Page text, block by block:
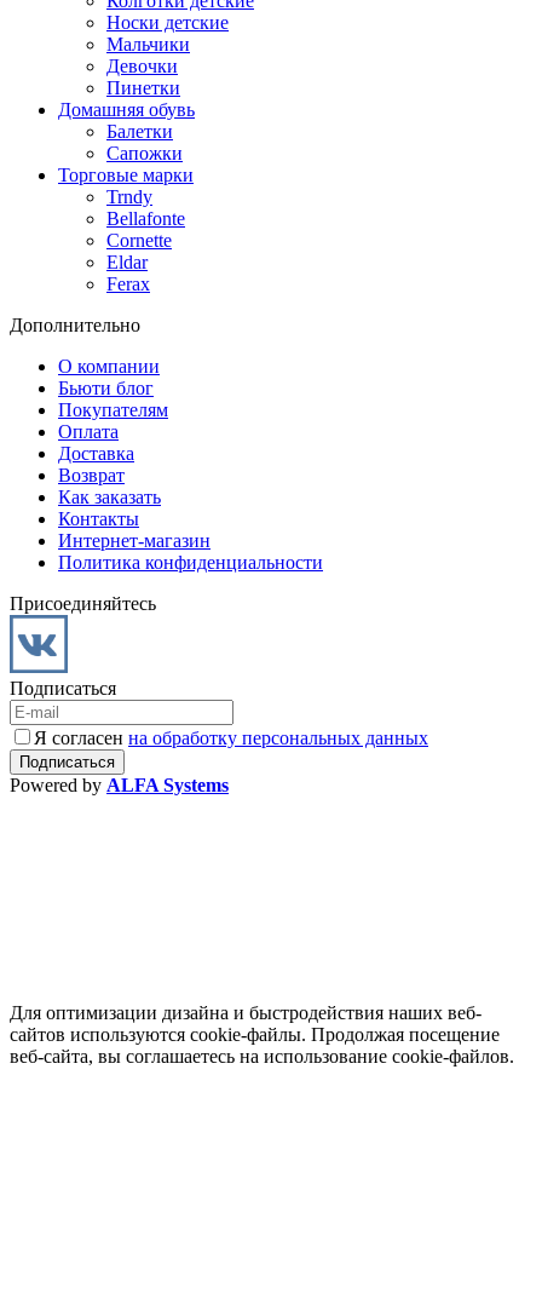
Носки детские
Мальчики
Девочки
Пинетки
Домашняя обувь
Балетки
Сапожки
Торговые марки
Trndy
Bellafonte
Cornette
Eldar
Ferax
Дополнительно
О компании
Бьюти блог
Покупателям
Оплата
Доставка
Возврат
Как заказать
Контакты
Интернет-магазин
Политика конфиденциальности
Присоединяйтесь
Подписаться
Я согласен на обработку персональных данных
Powered by ALFA Systems
Для оптимизации дизайна и быстродействия наших веб-
сайтов используются cookie-файлы. Продолжая посещение
веб-сайта, вы соглашаетесь на использование cookie-файлов.